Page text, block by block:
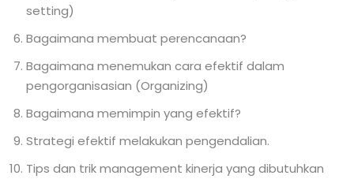
setting)
Bagaimana membuat perencanaan?
Bagaimana menemukan cara efektif dalam
pengorganisasian (Organizing)
Bagaimana memimpin yang efektif?
Strategi efektif melakukan pengendalian.
Tips dan trik management kinerja yang dibutuhkan